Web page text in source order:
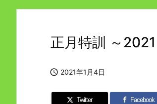
正月特訓 ～2021
 2021年1月4日
Twitter Facebook